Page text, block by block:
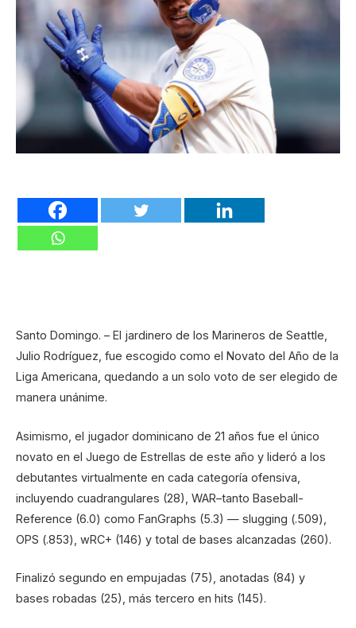
Santo Domingo. – El jardinero de los Marineros de Seattle,
Julio Rodríguez, fue escogido como el Novato del Año de la
Liga Americana, quedando a un solo voto de ser elegido de
manera unánime.
Asimismo, el jugador dominicano de 21 años fue el único
novato en el Juego de Estrellas de este año y lideró a los
debutantes virtualmente en cada categoría ofensiva,
incluyendo cuadrangulares (28), WAR–tanto Baseball-
Reference (6.0) como FanGraphs (5.3) — slugging (.509),
OPS (.853), wRC+ (146) y total de bases alcanzadas (260).
Finalizó segundo en empujadas (75), anotadas (84) y
bases robadas (25), más tercero en hits (145).